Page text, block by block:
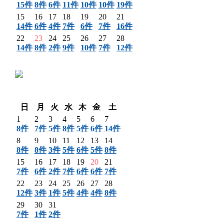
15件 8件 6件 11件 10件 10件 19件
15
14件
16
6件
17
4件
18
7件
19
6件
20
7件
21
16件
22
14件
23
8件
24
2件
25
9件
26
10件
27
7件
28
12件
日
月 火 水 木 金
土
1
8件
2
7件
3
5件
4
8件
5
5件
6
6件
7
14件
8
8件
9
8件
10
3件
11
5件
12
6件
13
5件
14
8件
15
7件
16
6件
17
2件
18
7件
19
6件
20
6件
21
7件
22
12件
23
3件
24
1件
25
5件
26
4件
27
4件
28
8件
29
7件
30
1件
31
2件